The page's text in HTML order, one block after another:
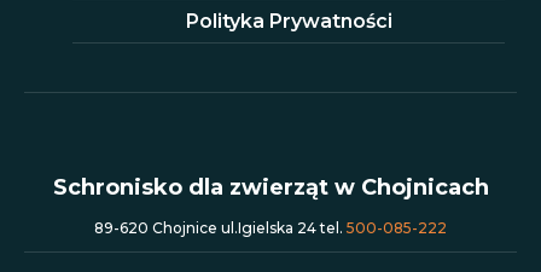
Polityka Prywatności
Schronisko dla zwierząt w Chojnicach
89-620 Chojnice ul.Igielska 24 tel. 500-085-222